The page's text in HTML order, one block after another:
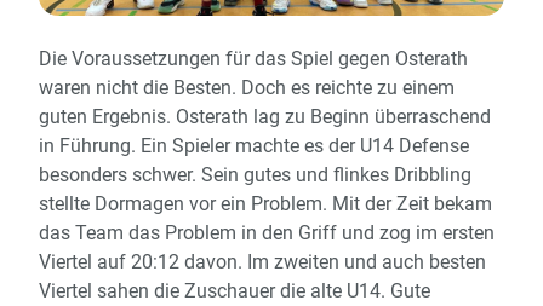
Die Voraussetzungen für das Spiel gegen Osterath
waren nicht die Besten. Doch es reichte zu einem
guten Ergebnis. Osterath lag zu Beginn überraschend
in Führung. Ein Spieler machte es der U14 Defense
besonders schwer. Sein gutes und flinkes Dribbling
stellte Dormagen vor ein Problem. Mit der Zeit bekam
das Team das Problem in den Griff und zog im ersten
Viertel auf 20:12 davon. Im zweiten und auch besten
Viertel sahen die Zuschauer die alte U14. Gute